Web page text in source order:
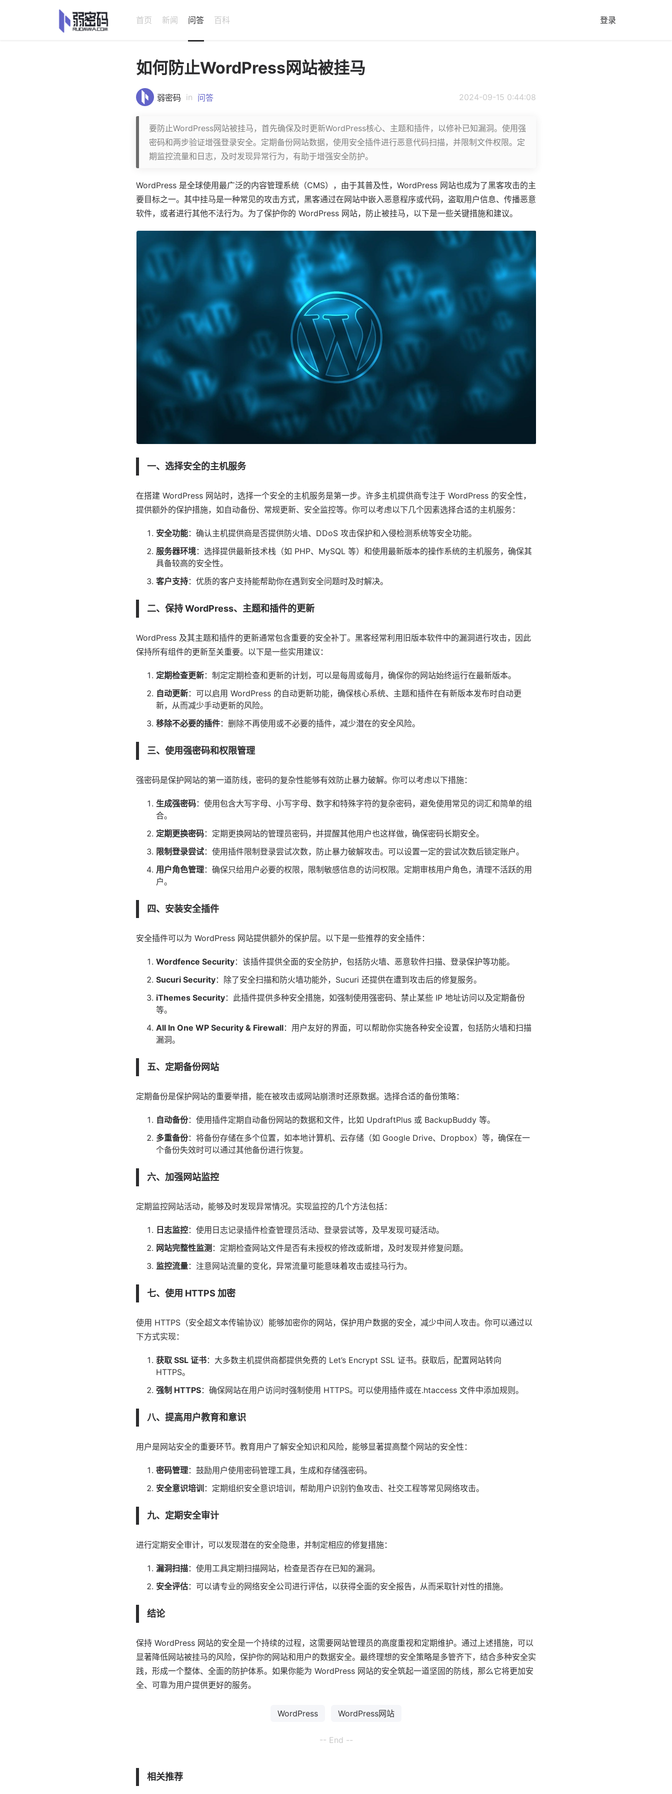
首页 新闻 问答 百科 登录
如何防止WordPress网站被挂马
弱密码 in 问答 2024-09-15 0:44:08
要防止WordPress网站被挂马，首先确保及时更新WordPress核心、主题和插件，以修补已知漏洞。使用强
密码和两步验证增强登录安全。定期备份网站数据，使用安全插件进行恶意代码扫描，并限制文件权限。定
期监控流量和日志，及时发现异常行为，有助于增强安全防护。
WordPress 是全球使用最广泛的内容管理系统 （CMS），由于其普及性，WordPress 网站也成为了黑客攻击的主
要目标之一。其中挂马是一种常见的攻击方式，黑客通过在网站中嵌入恶意程序或代码，盗取用户信息、传播恶意
软件，或者进行其他不法行为。为了保护你的 WordPress 网站，防止被挂马，以下是一些关键措施和建议。
一、选择安全的主机服务
在搭建 WordPress 网站时，选择一个安全的主机服务是第一步。许多主机提供商专注于 WordPress 的安全性，
提供额外的保护措施，如自动备份、常规更新、安全监控等。你可以考虑以下几个因素选择合适的主机服务：
安全功能：确认主机提供商是否提供防火墙、DDoS 攻击保护和入侵检测系统等安全功能。
服务器环境：选择提供最新技术栈（如 PHP、MySQL 等）和使用最新版本的操作系统的主机服务，确保其
具备较高的安全性。
客户支持：优质的客户支持能帮助你在遇到安全问题时及时解决。
二、保持 WordPress、主题和插件的更新
WordPress 及其主题和插件的更新通常包含重要的安全补丁。黑客经常利用旧版本软件中的漏洞进行攻击，因此
保持所有组件的更新至关重要。以下是一些实用建议：
定期检查更新：制定定期检查和更新的计划，可以是每周或每月，确保你的网站始终运行在最新版本。
自动更新：可以启用 WordPress 的自动更新功能，确保核心系统、主题和插件在有新版本发布时自动更
新，从而减少手动更新的风险。
移除不必要的插件：删除不再使用或不必要的插件，减少潜在的安全风险。
三、使用强密码和权限管理
强密码是保护网站的第一道防线，密码的复杂性能够有效防止暴力破解。你可以考虑以下措施：
生成强密码：使用包含大写字母、小写字母、数字和特殊字符的复杂密码，避免使用常见的词汇和简单的组
合。
定期更换密码：定期更换网站的管理员密码，并提醒其他用户也这样做，确保密码长期安全。
限制登录尝试：使用插件限制登录尝试次数，防止暴力破解攻击。可以设置一定的尝试次数后锁定账户。
用户角色管理：确保只给用户必要的权限，限制敏感信息的访问权限。定期审核用户角色，清理不活跃的用
户。
四、安装安全插件
安全插件可以为 WordPress 网站提供额外的保护层。以下是一些推荐的安全插件：
Wordfence Security：该插件提供全面的安全防护，包括防火墙、恶意软件扫描、登录保护等功能。
Sucuri Security：除了安全扫描和防火墙功能外，Sucuri 还提供在遭到攻击后的修复服务。
iThemes Security：此插件提供多种安全措施，如强制使用强密码、禁止某些 IP 地址访问以及定期备份
等。
All In One WP Security & Firewall：用户友好的界面，可以帮助你实施各种安全设置，包括防火墙和扫描
漏洞。
五、定期备份网站
定期备份是保护网站的重要举措，能在被攻击或网站崩溃时还原数据。选择合适的备份策略：
自动备份：使用插件定期自动备份网站的数据和文件，比如 UpdraftPlus 或 BackupBuddy 等。
多重备份：将备份存储在多个位置，如本地计算机、云存储（如 Google Drive、Dropbox）等，确保在一
个备份失效时可以通过其他备份进行恢复。
六、加强网站监控
定期监控网站活动，能够及时发现异常情况。实现监控的几个方法包括：
日志监控：使用日志记录插件检查管理员活动、登录尝试等，及早发现可疑活动。
网站完整性监测 ：定期检查网站文件是否有未授权的修改或新增，及时发现并修复问题。
监控流量：注意网站流量的变化，异常流量可能意味着攻击或挂马行为。
七、使用 HTTPS 加密
使用 HTTPS（安全超文本传输协议）能够加密你的网站，保护用户数据的安全，减少中间人攻击。你可以通过以
下方式实现：
获取 SSL 证书：大多数主机提供商都提供免费的 Let’s Encrypt SSL 证书。获取后，配置网站转向
HTTPS。
强制 HTTPS：确保网站在用户访问时强制使用 HTTPS。可以使用插件或在.htaccess 文件中添加规则。
八、提高用户教育和意识
用户是网站安全的重要环节。教育用户了解安全知识和风险，能够显著提高整个网站的安全性：
密码管理：鼓励用户使用密码管理工具，生成和存储强密码。
安全意识培训 ：定期组织安全意识培训，帮助用户识别钓鱼攻击、社交工程等常见网络攻击。
九、定期安全审计
进行定期安全审计，可以发现潜在的安全隐患，并制定相应的修复措施：
漏洞扫描：使用工具定期扫描网站，检查是否存在已知的漏洞。
安全评估：可以请专业的网络安全公司进行评估，以获得全面的安全报告，从而采取针对性的措施。
结论
保持 WordPress 网站的安全是一个持续的过程，这需要网站管理员的高度重视和定期维护。通过上述措施，可以
显著降低网站被挂马的风险，保护你的网站和用户的数据安全。最终理想的安全策略是多管齐下，结合多种安全实
践，形成一个整体、全面的防护体系。如果你能为 WordPress 网站的安全筑起一道坚固的防线，那么它将更加安
全、可靠为用户提供更好的服务。
WordPress WordPress网站
-- End --
相关推荐